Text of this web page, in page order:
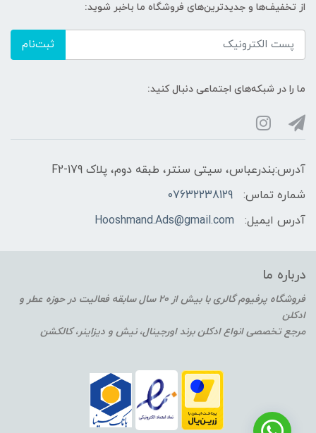
از تخفیف‌ها و جدیدترین‌های فروشگاه ما باخبر شوید:
ثبت‌نام
ما را در شبکه‌های اجتماعی دنبال کنید:
آدرس:بندرعباس، سیتی سنتر، طبقه دوم، پلاک F2-179
شماره تماس:
07632238129
آدرس ایمیل:
Hooshmand.Ads@gmail.com
درباره ما
فروشگاه پرفیوم گالری با بیش از 20 سال سابقه فعالیت در حوزه عطر و
ادکلن
مرجع تخصصی انواع ادکلن برند اورجینال، نیش و دیزاینر، کالکشن